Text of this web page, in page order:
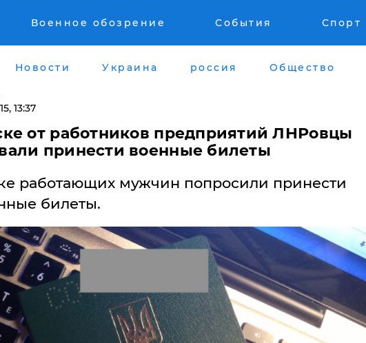
Военное обозрение События Спорт
Новости Украина россия Общество
13:37
от работников предприятий ЛНРовцы
принести военные билеты
работающих мужчин попросили принести
билеты.